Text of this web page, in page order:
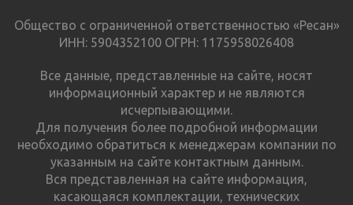
Общество с ограниченной ответственностью «Ресан»
ИНН: 5904352100 ОГРН: 1175958026408
Все данные, представленные на сайте, носят
информационный характер и не являются
исчерпывающими.
Для получения более подробной информации
необходимо обратиться к менеджерам компании по
указанным на сайте контактным данным.
Вся представленная на сайте информация,
касающаяся комплектации, технических